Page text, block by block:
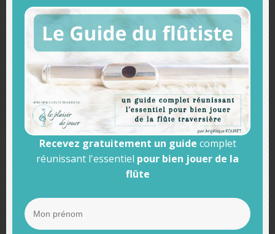
généralement très compliqués, il est rare que cette
opportunité se produise. Si vous souhaitez jouer en
ensemble, vous devrez vous rapprocher d’ensemble
associatif ou participer à des stages musicaux.
Prendre des cours particuliers avec
un professeur, c’est pour vous si :
– vous pouvez consacrer au moins 2h à
votre pratique musicale hebdomadaire
– vous ne souhaitez pas faire un cours
Recevez gratuitement un guide complet
réunissant l'essentiel pour bien jouer de la
flûte